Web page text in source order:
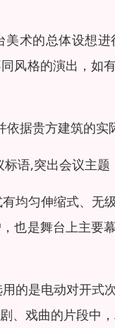
术的总体设想
风格的演出，如
据贵方建筑的
语,突出会议主
均匀伸缩式、
也是舞台上主要
的是电动对开
戏曲的片段中